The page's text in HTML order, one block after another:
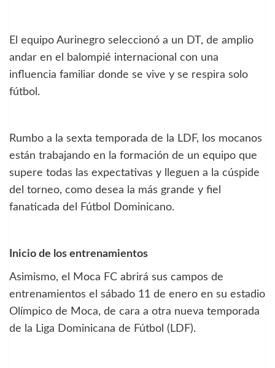
El equipo Aurinegro seleccionó a un DT, de amplio
andar en el balompié internacional con una
influencia familiar donde se vive y se respira solo
fútbol.
Rumbo a la sexta temporada de la LDF, los mocanos
están trabajando en la formación de un equipo que
supere todas las expectativas y lleguen a la cúspide
del torneo, como desea la más grande y fiel
fanaticada del Fútbol Dominicano.
Inicio de los entrenamientos
Asimismo, el
Moca FC abrirá sus campos de
entrenamientos el sábado 11 de enero en su estadio
Olímpico de Moca, de cara a otra nueva temporada
de la Liga Dominicana de Fútbol (LDF).